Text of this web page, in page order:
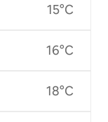
15°C
16°C
18°C